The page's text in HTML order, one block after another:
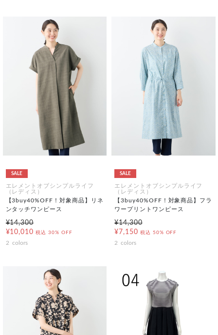
SALE
エレメントオブシンプルライフ
（レディス）
【3buy40%OFF！対象商品】リネ
ンタッチワンピース
¥14,300
¥10,010 税込 30% OFF
2 colors
SALE
エレメントオブシンプルライフ
（レディス）
【3buy40%OFF！対象商品】フラ
ワープリントワンピース
¥14,300
¥7,150 税込 50% OFF
2 colors